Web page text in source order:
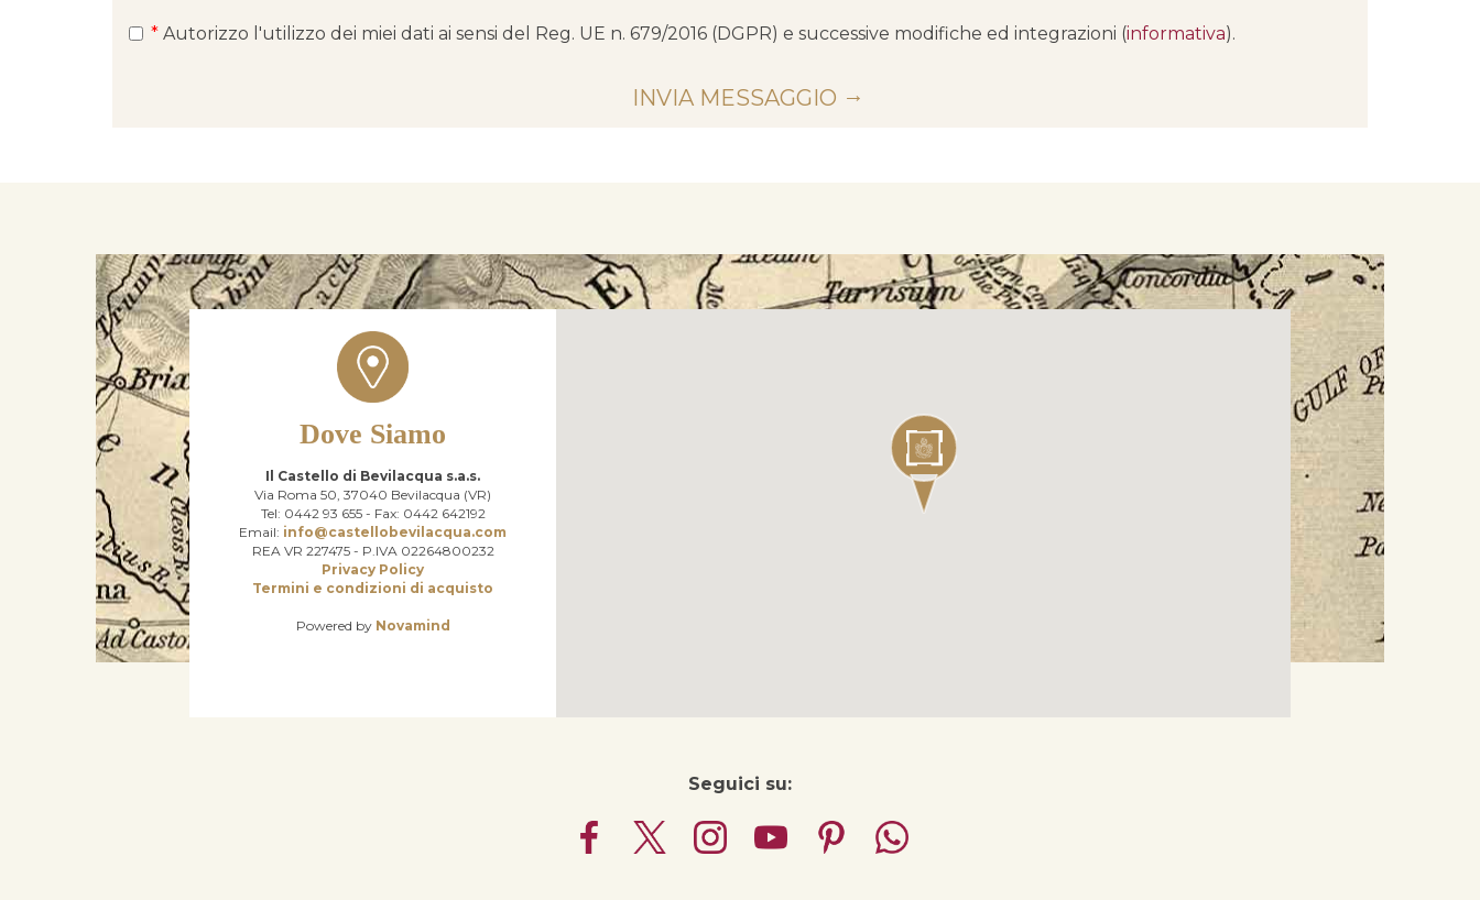
* Autorizzo l'utilizzo dei miei dati ai sensi del Reg. UE n. 679/2016 (DGPR) e successive modifiche ed integrazioni (informativa).
INVIA MESSAGGIO
Dove Siamo
Il Castello di Bevilacqua s.a.s.
Via Roma 50, 37040 Bevilacqua (VR)
Tel: 0442 93 655 - Fax: 0442 642192
Email: info@castellobevilacqua.com
REA VR 227475 - P.IVA 02264800232
Privacy Policy
Termini e condizioni di acquisto
Powered by Novamind
Seguici su: